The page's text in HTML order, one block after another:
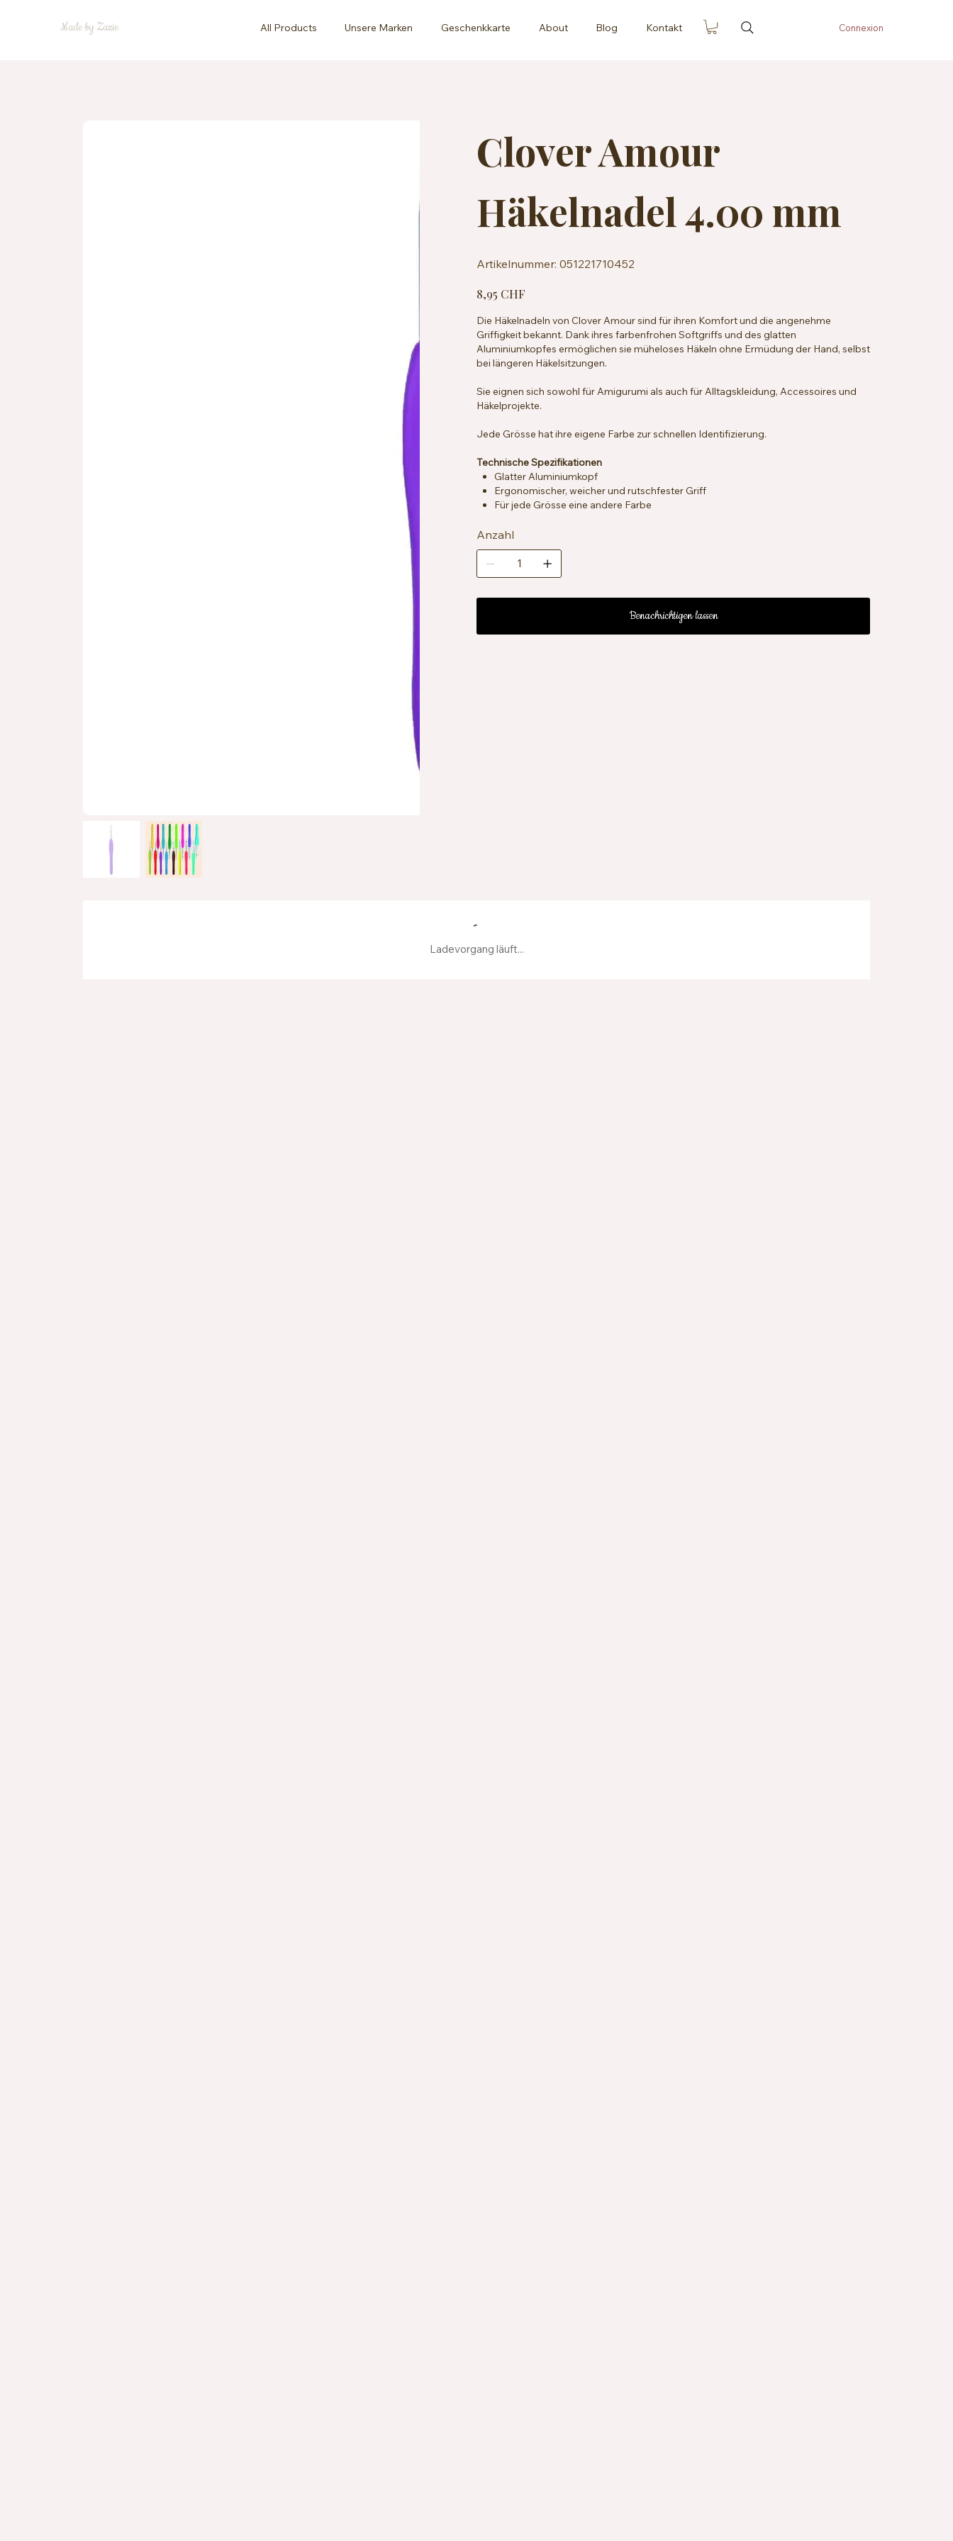
Made by Zazie All Products Unsere Marken Geschenkkarte About Blog Kontakt Connexion
Clover Amour
Häkelnadel 4.00 mm
Artikelnummer: 051221710452
051221710452
8,95 CHF
Die Häkelnadeln von Clover Amour sind für ihren Komfort und die angenehme
Griffigkeit bekannt. Dank ihres farbenfrohen Softgriffs und des glatten
Aluminiumkopfes ermöglichen sie müheloses Häkeln ohne Ermüdung der Hand, selbst
bei längeren Häkelsitzungen.
Sie eignen sich sowohl für Amigurumi als auch für Alltagskleidung, Accessoires und
Häkelprojekte.
Jede Grösse hat ihre eigene Farbe zur schnellen Identifizierung.
Technische Spezifikationen
Glatter Aluminiumkopf
Ergonomischer, weicher und rutschfester Griff
Für jede Grösse eine andere Farbe
Anzahl
Benachrichtigen lassen
Ladevorgang läuft...